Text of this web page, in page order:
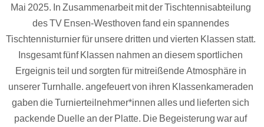
Mai 2025. In Zusammenarbeit mit der Tischtennisabteilung
des TV Ensen-Westhoven fand ein spannendes
Tischtennisturnier für unsere dritten und vierten Klassen statt.
Insgesamt fünf Klassen nahmen an diesem sportlichen
Ergeignis teil und sorgten für mitreißende Atmosphäre in
unserer Turnhalle. angefeuert von ihren Klassenkameraden
gaben die Turnierteilnehmer*innen alles und lieferten sich
packende Duelle an der Platte. Die Begeisterung war auf